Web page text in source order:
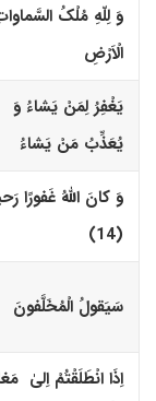
وَ لِلّهِ مُلْکُ
الْاَرْضِ
یَغْفِرُ لِمَنْ یَشاءُ وَ
یُعَذِّبُ مَنْ یَشاءُ
وَ کانَ اللّهُ غَفورًا
(14)‏
سَیَقولُ الْمُخَلَّفونَ
اِذَا انْطَلَقْتُمْ اِلیٰ